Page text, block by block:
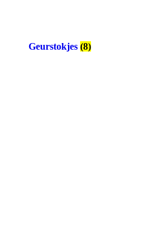
Geurstokjes (8)